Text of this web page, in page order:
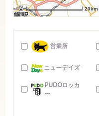
20km
営業所
ニューデイズ
PUDOロッカ
ー